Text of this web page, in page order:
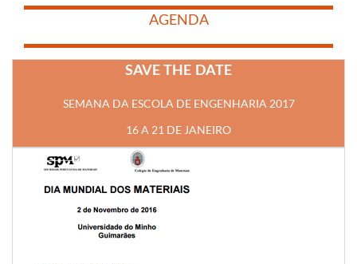
​
AGENDA
​
​
SAVE THE DATE
SEMANA DA ESCOLA DE ENGENHARIA 2017
16 A 21 DE JANEIRO